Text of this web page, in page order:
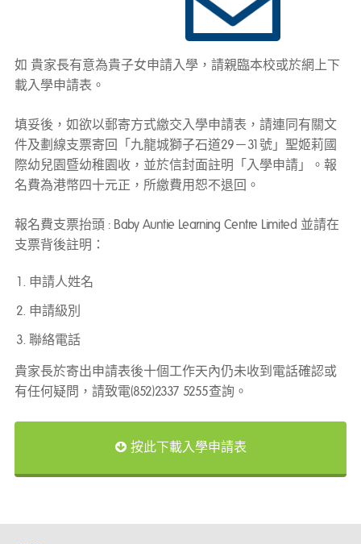
如 貴家長有意為貴子女申請入學，請親臨本校或於網上下
載入學申請表。
填妥後，如欲以郵寄方式繳交入學申請表，請連同有關文
件及劃線支票寄回「九龍城獅子石道29－31號」聖姬莉國
際幼兒園暨幼稚園收，並於信封面註明「入學申請」。報
名費為港幣四十元正，所繳費用恕不退回。
報名費支票抬頭 : Baby Auntie Learning Centre Limited 並請在
支票背後註明：
申請人姓名
申請級別
聯絡電話
貴家長於寄出申請表後十個工作天內仍未收到電話確認或
有任何疑問，請致電(852)2337 5255查詢。
按此下載入學申請表